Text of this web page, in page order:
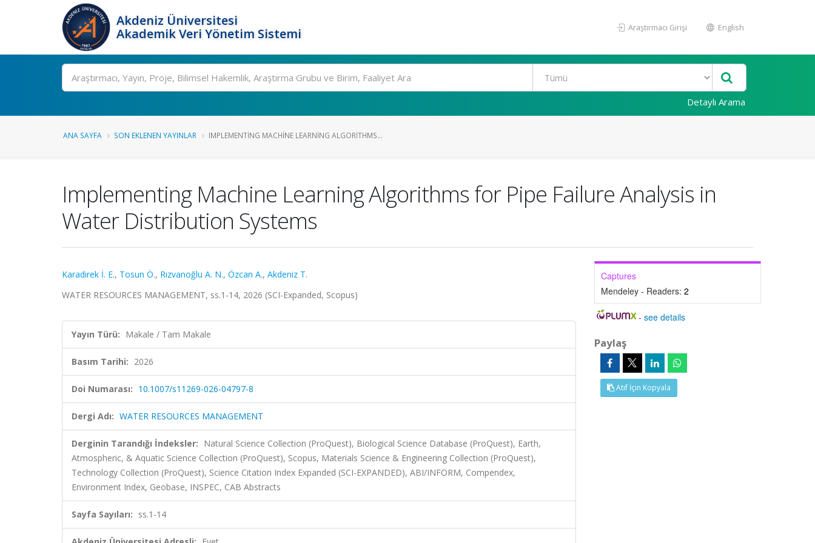
Akdeniz Üniversitesi
Akademik Veri Yönetim Sistemi
Araştırmacı Girişi English
Ara
Detaylı Arama
ANA SAYFA SON EKLENEN YAYINLAR IMPLEMENTING MACHINE LEARNING ALGORITHMS...
Implementing Machine Learning Algorithms for Pipe Failure Analysis in
Water Distribution Systems
Karadirek İ. E., Tosun Ö., Rızvanoğlu A. N., Özcan A., Akdeniz T.
WATER RESOURCES MANAGEMENT, ss.1-14, 2026 (SCI-Expanded, Scopus)
Yayın Türü: Makale / Tam Makale
Basım Tarihi: 2026
Doi Numarası: 10.1007/s11269-026-04797-8
Dergi Adı: WATER RESOURCES MANAGEMENT
Derginin Tarandığı İndeksler: Natural Science Collection (ProQuest), Biological Science Database (ProQuest), Earth,
Atmospheric, & Aquatic Science Collection (ProQuest), Scopus, Materials Science & Engineering Collection (ProQuest),
Technology Collection (ProQuest), Science Citation Index Expanded (SCI-EXPANDED), ABI/INFORM, Compendex,
Environment Index, Geobase, INSPEC, CAB Abstracts
Sayfa Sayıları: ss.1-14
Captures
Mendeley - Readers: 2
-see details
Paylaş
Atıf İçin Kopyala